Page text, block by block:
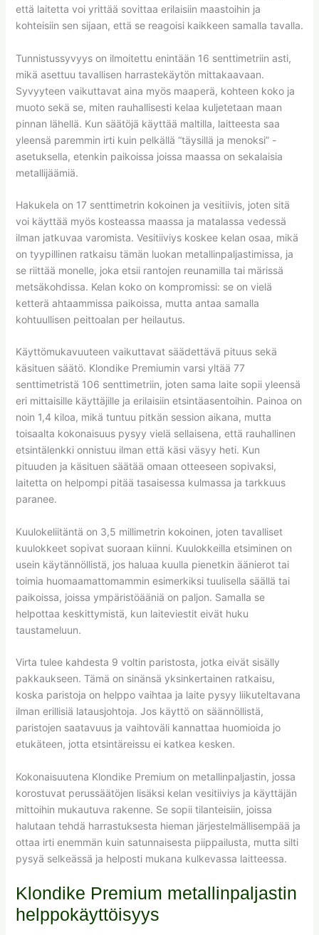
että laitetta voi yrittää sovittaa erilaisiin maastoihin ja
kohteisiin sen sijaan, että se reagoisi kaikkeen samalla tavalla.
Tunnistussyvyys on ilmoitettu enintään 16 senttimetriin asti,
mikä asettuu tavallisen harrastekäytön mittakaavaan.
Syvyyteen vaikuttavat aina myös maaperä, kohteen koko ja
muoto sekä se, miten rauhallisesti kelaa kuljetetaan maan
pinnan lähellä. Kun säätöjä käyttää maltilla, laitteesta saa
yleensä paremmin irti kuin pelkällä “täysillä ja menoksi” -
asetuksella, etenkin paikoissa joissa maassa on sekalaisia
metallijäämiä.
Hakukela on 17 senttimetrin kokoinen ja vesitiivis, joten sitä
voi käyttää myös kosteassa maassa ja matalassa vedessä
ilman jatkuvaa varomista. Vesitiiviys koskee kelan osaa, mikä
on tyypillinen ratkaisu tämän luokan metallinpaljastimissa, ja
se riittää monelle, joka etsii rantojen reunamilla tai märissä
metsäkohdissa. Kelan koko on kompromissi: se on vielä
ketterä ahtaammissa paikoissa, mutta antaa samalla
kohtuullisen peittoalan per heilautus.
Käyttömukavuuteen vaikuttavat säädettävä pituus sekä
käsituen säätö. Klondike Premiumin varsi yltää 77
senttimetristä 106 senttimetriin, joten sama laite sopii yleensä
eri mittaisille käyttäjille ja erilaisiin etsintäasentoihin. Painoa on
noin 1,4 kiloa, mikä tuntuu pitkän session aikana, mutta
toisaalta kokonaisuus pysyy vielä sellaisena, että rauhallinen
etsintälenkki onnistuu ilman että käsi väsyy heti. Kun
pituuden ja käsituen säätää omaan otteeseen sopivaksi,
laitetta on helpompi pitää tasaisessa kulmassa ja tarkkuus
paranee.
Kuulokeliitäntä on 3,5 millimetrin kokoinen, joten tavalliset
kuulokkeet sopivat suoraan kiinni. Kuulokkeilla etsiminen on
usein käytännöllistä, jos haluaa kuulla pienetkin äänierot tai
toimia huomaamattomammin esimerkiksi tuulisella säällä tai
paikoissa, joissa ympäristöääniä on paljon. Samalla se
helpottaa keskittymistä, kun laiteviestit eivät huku
taustameluun.
Virta tulee kahdesta 9 voltin paristosta, jotka eivät sisälly
pakkaukseen. Tämä on sinänsä yksinkertainen ratkaisu,
koska paristoja on helppo vaihtaa ja laite pysyy liikuteltavana
ilman erillisiä latausjohtoja. Jos käyttö on säännöllistä,
paristojen saatavuus ja vaihtoväli kannattaa huomioida jo
etukäteen, jotta etsintäreissu ei katkea kesken.
Kokonaisuutena Klondike Premium on metallinpaljastin, jossa
korostuvat perussäätöjen lisäksi kelan vesitiiviys ja käyttäjän
mittoihin mukautuva rakenne. Se sopii tilanteisiin, joissa
halutaan tehdä harrastuksesta hieman järjestelmällisempää ja
ottaa irti enemmän kuin satunnaisesta piippailusta, mutta silti
pysyä selkeässä ja helposti mukana kulkevassa laitteessa.
Klondike Premium metallinpaljastin
helppokäyttöisyys